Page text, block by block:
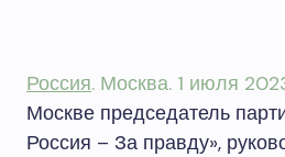
Россия. Москва. 1 июля
Москве председатель
Россия – За правду»,